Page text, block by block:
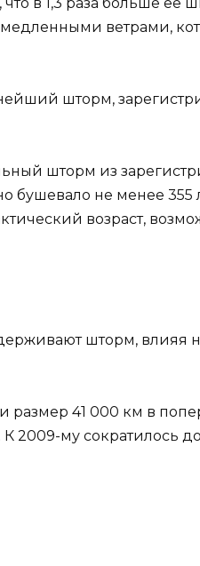
медленными ветрами,
шторм,
шторм из
бушевало не менее 355
возраст,
шторм, влияя
размер 41 000 км в
2009-му сократилось до